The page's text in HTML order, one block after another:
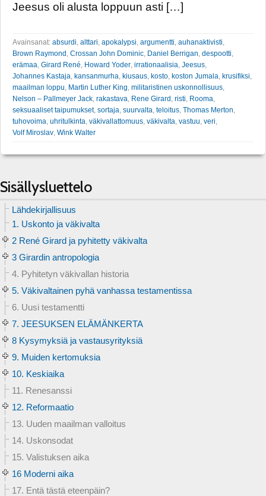
Jeesus oli alusta loppuun asti […]
Avainsanat: absurdi alttari apokalypsi argumentti auhanaktivisti
Brown Raymond Crossan John Dominic Daniel Berrigan despootti
erämaa Girard René Howard Yoder irrationaalisia Jeesus
Johannes Kastaja kansanmurha kiusaus kosto koston Jumala krusifiksi
maailman loppu Martin Luther King militaristinen uskonnollisuus
Nelson – Pallmeyer Jack rakastava Rene Girard risti Rooma
seksuaaliset taipumukset, sortaja suurvalta teloitus Thomas Merton
tuhovoima uhritulkinta väkivallattomuus väkivalta vastuu veri
Volf Miroslav Wink Walter
Sisällysluettelo
Lähdekirjallisuus
1. Uskonto ja väkivalta
2 René Girard ja pyhitetty väkivalta
3 Girardin antropologia
4. Pyhitetyn väkivallan historia
5. Väkivaltainen pyhä vanhassa testamentissa
6. Uusi testamentti
7. JEESUKSEN ELÄMÄNKERTA
8 Kysymyksiä ja vastausyrityksiä
9. Muiden kertomuksia
10. Keskiaika
11. Renesanssi
12. Reformaatio
13. Uuden maailman valloitus
14. Uskonsodat
15. Valistuksen aika
16 Moderni aika
17. Entä tästä eteenpäin?